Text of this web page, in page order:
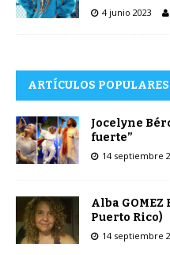
4 junio 2023
ARTÍCULOS POPULARES
Jocelyne
fuerte”
14 septiembre
Alba GOMEZ
Puerto Rico)
14 septiembre